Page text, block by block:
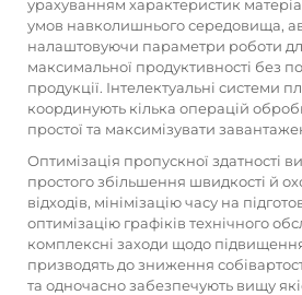
урахуванням характеристик
умов навколишнього середовища,
налаштовуючи параметри роботи
максимальної продуктивності без
продукції. Інтелектуальні системи
координують кілька операцій
простої та максимізувати
Оптимізація пропускної здатності
простого збільшення швидкості й
відходів, мінімізацію часу на
оптимізацію графіків технічного
комплексні заходи щодо
призводять до зниження
та одночасно забезпечують вищу